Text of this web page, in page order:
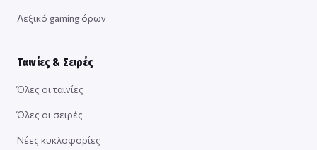
Λεξικό gaming όρων
Ταινίες & Σειρές
Όλες οι ταινίες
Όλες οι σειρές
Νέες κυκλοφορίες